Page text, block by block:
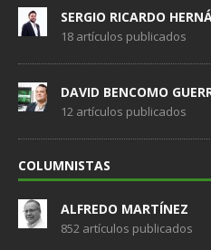
SERGIO RICARDO
18 artículos publicados
DAVID BENCOMO
12 artículos publicados
COLUMNISTAS
ALFREDO MARTÍNEZ
852 artículos publicados